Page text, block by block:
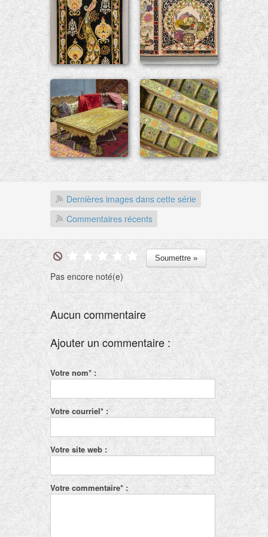
Dernières images dans cette série
Commentaires récents
Pas encore noté(e)
Aucun commentaire
Ajouter un commentaire :
Votre nom* :
Votre courriel* :
Votre site web :
Votre commentaire* :